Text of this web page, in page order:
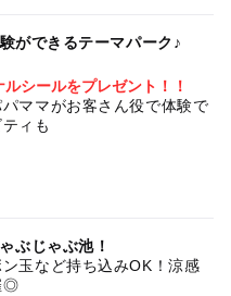
ができるテーマパーク♪
シールをプレゼント！！
ママがお客さん役で体験で
ィも
ぶじゃぶ池！
玉など持ち込みOK！涼感
◎